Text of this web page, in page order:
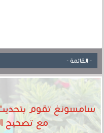
سامسونغ تقوم بتحديث
مع تصحيح